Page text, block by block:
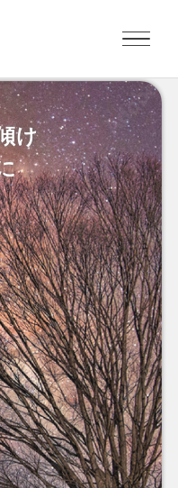
る
け
ます
を持ち、人々を共通意
世界、地球、宇宙のた
がら、子どものように
時に、人としての愛と